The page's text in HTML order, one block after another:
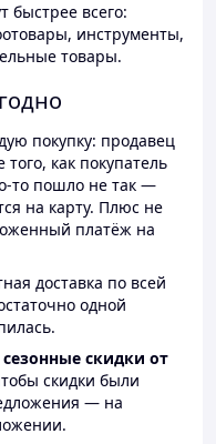
быстрее всего:
инструменты,
товары.
покупку: продавец
того, как покупатель
то пошло не так —
на карту. Плюс не
платёж на
доставка по всей
одной
скидки от
скидки были
— на